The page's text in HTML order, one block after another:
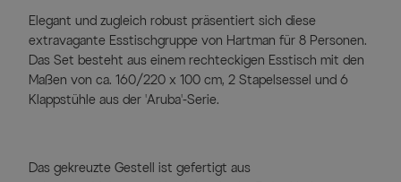
Elegant und zugleich robust präsentiert sich diese
extravagante Esstischgruppe von Hartman für 8 Personen.
Das Set besteht aus einem rechteckigen Esstisch mit den
Maßen von ca. 160/220 x 100 cm, 2 Stapelsessel und 6
Klappstühle aus der 'Aruba'-Serie.
Das gekreuzte Gestell ist gefertigt aus